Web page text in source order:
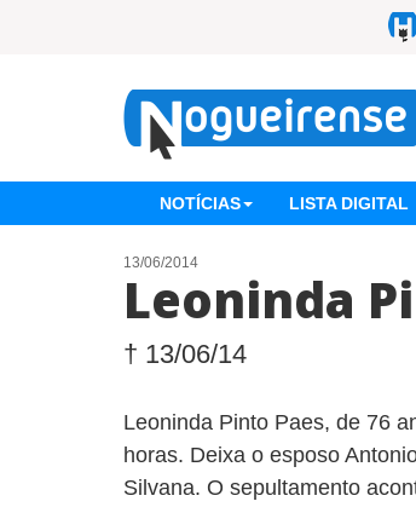
NOTÍCIAS LISTA DIGITAL
13/06/2014
Leoninda
† 13/06/14
Leoninda Pinto Paes, de 76
horas. Deixa o esposo
Silvana. O sepultamento